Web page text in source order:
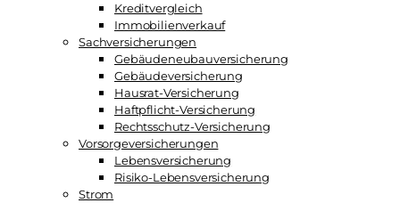
Kreditvergleich
Immobilienverkauf
Sachversicherungen
Gebäudeneubauversicherung
Gebäudeversicherung
Hausrat-Versicherung
Haftpflicht-Versicherung
Rechtsschutz-Versicherung
Vorsorgeversicherungen
Lebensversicherung
Risiko-Lebensversicherung
Strom